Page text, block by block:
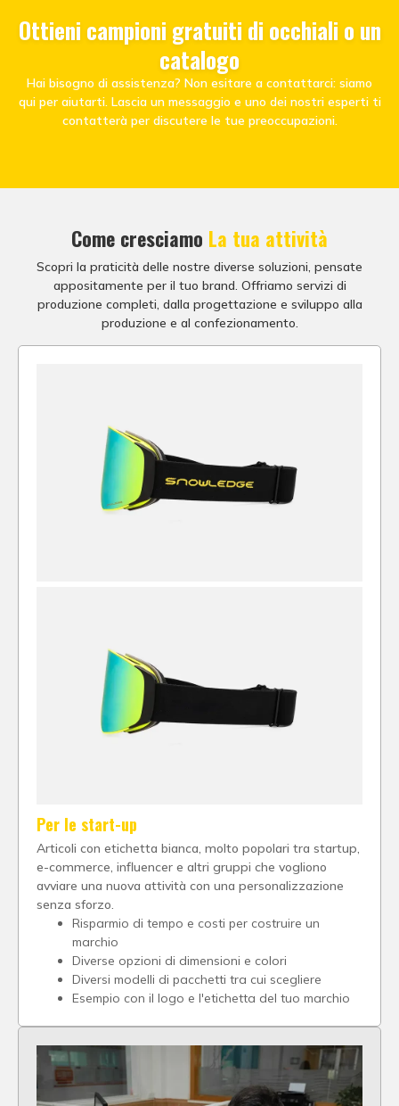
Ottieni campioni gratuiti di occhiali o un
catalogo
Hai bisogno di assistenza? Non esitare a contattarci: siamo
qui per aiutarti. Lascia un messaggio e uno dei nostri esperti ti
contatterà per discutere le tue preoccupazioni.
Come cresciamo La tua attività
Scopri la praticità delle nostre diverse soluzioni, pensate
appositamente per il tuo brand. Offriamo servizi di
produzione completi, dalla progettazione e sviluppo alla
produzione e al confezionamento.
Per le start-up
Articoli con etichetta bianca, molto popolari tra startup,
e-commerce, influencer e altri gruppi che vogliono
avviare una nuova attività con una personalizzazione
senza sforzo.
Risparmio di tempo e costi per costruire un
marchio
Diverse opzioni di dimensioni e colori
Diversi modelli di pacchetti tra cui scegliere
Esempio con il logo e l'etichetta del tuo marchio